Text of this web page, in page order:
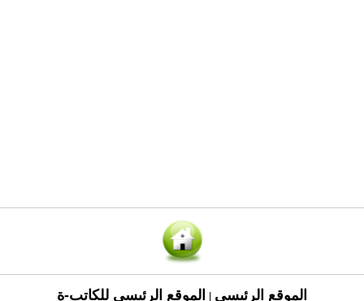
الموقع الرئيسي الموقع الرئيسي للكاتب-ة